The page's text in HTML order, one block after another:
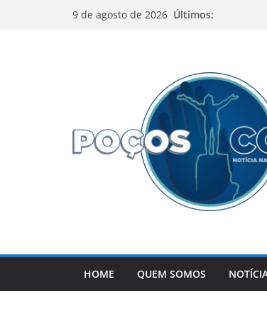
9 de agosto de 2026 Últimos:
HOME QUEM SOMOS